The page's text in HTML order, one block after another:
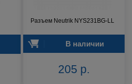
Разъем Neutrik NYS231BG-LL
В наличии
205 р.